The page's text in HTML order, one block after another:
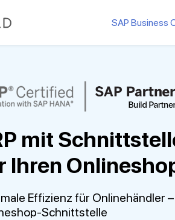
SAP Business
mit
Ihren
Effizienz für Onlinehändler
Schnittstelle